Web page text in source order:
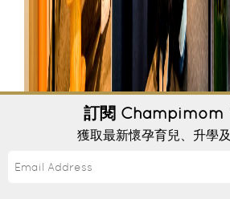
訂閱 Champimom
獲取最新懷孕育兒、升學